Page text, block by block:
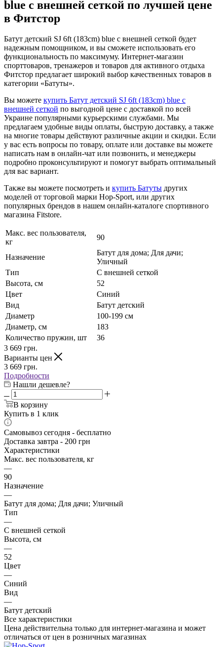
blue с внешней сеткой по лучшей цене
в Фитстор
Батут детский SJ 6ft (183cm) blue с внешней сеткой будет
надежным помощником, и вы сможете использовать его
функциональность по максимуму. Интернет-магазин
спорттоваров, тренажеров и товаров для активного отдыха
Фитстор предлагает широкий выбор качественных товаров в
категории «Батуты».
Вы можете купить Батут детский SJ 6ft (183cm) blue с
внешней сеткой по выгодной цене с доставкой по всей
Украине популярными курьерскими службами. Мы
предлагаем удобные виды оплаты, быструю доставку, а также
на многие товары действуют различные акции и скидки. Если
у вас есть вопросы по товару, оплате или доставке вы можете
написать нам в онлайн-чат или позвонить, и менеджеры
подробно проконсультируют и помогут выбрать оптимальный
для вас вариант.
Также вы можете посмотреть и купить Батуты других
моделей от торговой марки Hop-Sport, или других
популярных брендов в нашем онлайн-каталоге спортивного
магазина Fitstore.
Макс. вес пользователя,
кг
90
Назначение
Батут для дома; Для дачи;
Уличный
Тип
С внешней сеткой
Высота, см
52
Цвет
Синий
Вид
Батут детский
Диаметр
100-199 см
Диаметр, см
183
Количество пружин, шт
36
3 669 грн.
Варианты цен
3 669 грн.
Подробности
Нашли дешевле?
В корзину
Купить в 1 клик
Самовывоз сегодня - бесплатно
Доставка завтра - 200 грн
Характеристики
Макс. вес пользователя, кг
—
90
Назначение
—
Батут для дома; Для дачи; Уличный
Тип
—
С внешней сеткой
Высота, см
—
52
Цвет
—
Синий
Вид
—
Батут детский
Все характеристики
Цена действительна только для интернет-магазина и может
отличаться от цен в розничных магазинах